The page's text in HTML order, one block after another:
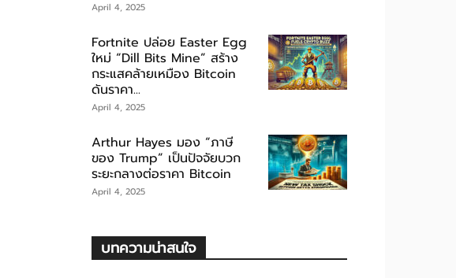
April 4, 2025
Fortnite ปล่อย Easter Egg
ใหม่ “Dill Bits Mine” สร้าง
กระแสคล้ายเหมือง Bitcoin
ดันราคา...
April 4, 2025
Arthur Hayes มอง “ภาษี
ของ Trump” เป็นปัจจัยบวก
ระยะกลางต่อราคา Bitcoin
April 4, 2025
บทความน่าสนใจ